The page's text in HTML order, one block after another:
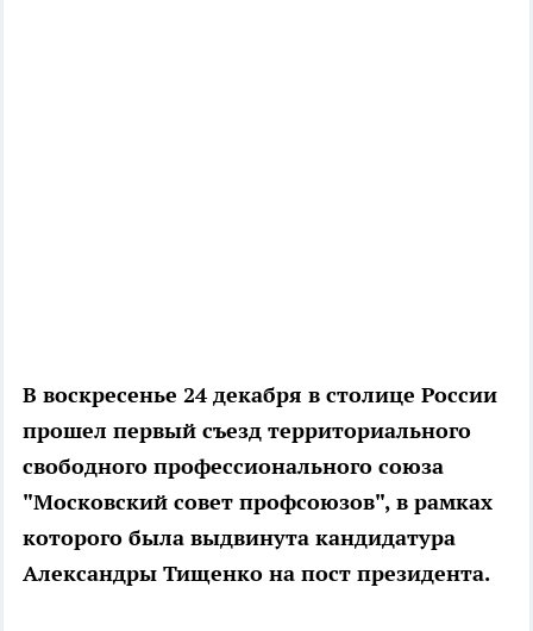
В воскресенье 24 декабря в столице России
прошел первый съезд территориального
свободного профессионального союза
"Московский совет профсоюзов", в рамках
которого была выдвинута кандидатура
Александры Тищенко на пост президента.